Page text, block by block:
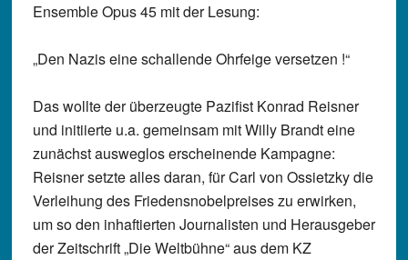
Ensemble Opus 45 mit der Lesung:
„Den Nazis eine schallende Ohrfeige versetzen !“
Das wollte der überzeugte Pazifist Konrad Reisner
und initiierte u.a. gemeinsam mit Willy Brandt eine
zunächst ausweglos erscheinende Kampagne:
Reisner setzte alles daran, für Carl von Ossietzky die
Verleihung des Friedensnobelpreises zu erwirken,
um so den inhaftierten Journalisten und Herausgeber
der Zeitschrift „Die Weltbühne“ aus dem KZ